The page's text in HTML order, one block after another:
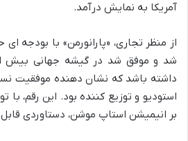
آمریکا به نمایش درآمد.
داشته باشد که نشان دهنده موفقیت
استودیو و توزیع کننده بود. این رقم،
بر انیمیشن استاپ موشن، دستاوردی